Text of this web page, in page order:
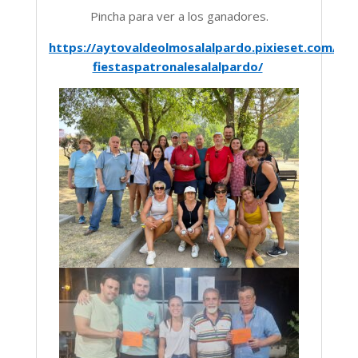
Pincha para ver a los ganadores.
https://aytovaldeolmosalalpardo.pixieset.com/
fiestaspatronalesalalpardo/